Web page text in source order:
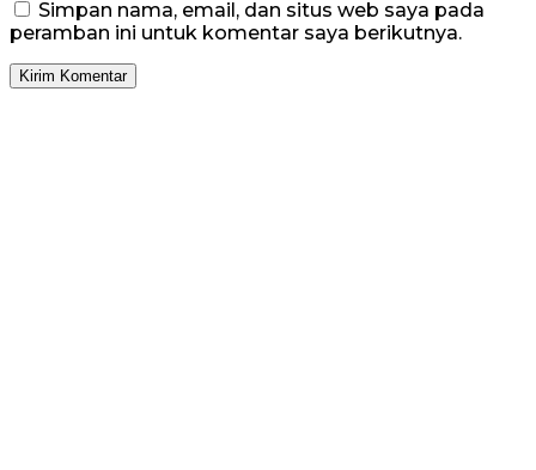
Simpan nama, email, dan situs web saya pada
peramban ini untuk komentar saya berikutnya.